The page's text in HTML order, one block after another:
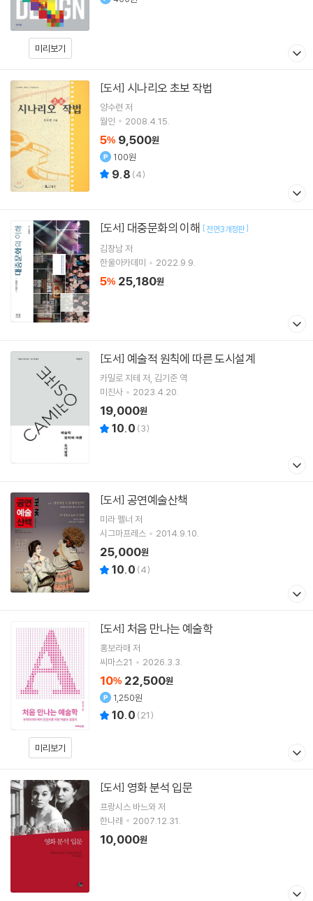
미리보기
[도서] 시나리오 초보 작법
양수련 저
월인
2008.4.15.
5% 9,500원
100원
9.8 (4)
[도서] 대중문화의 이해 [전면3개정판]
김창남저
한울아카데미
2022.9.9.
5% 25,180원
[도서] 예술적 원칙에 따른 도시설계
카밀로 지테 저 김기준 역
미진사
2023.4.20.
19,000원
10.0 (3)
[도서] 공연예술산책
미라 펠너 저
시그마프레스
2014.9.10.
25,000원
10.0 (4)
미리보기
[도서] 처음 만나는 예술학
홍보라매 저
씨마스21
2026.3.3.
10% 22,500원
1,250원
10.0 (21)
[도서] 영화 분석 입문
프랑시스 바느와 저
한나래
2007.12.31.
10,000원